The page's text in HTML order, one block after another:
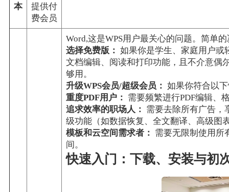
本
提供付
费会员
Word,这是WPS用户最关心的问题。简单
选择免费版： 如果你是学生、家庭用户或
文档编辑、阅读和打印功能，且不介意偶
够用。
升级WPS会员/超级会员： 如果你符合以
重度PDF用户： 需要频繁进行PDF编辑、
追求效率的职场人： 需要去除所有广告，
级功能（如数据恢复、全文翻译、高级图
模板和云空间需求者： 需要无限制使用所
间。
快速入门：下载、安装与初